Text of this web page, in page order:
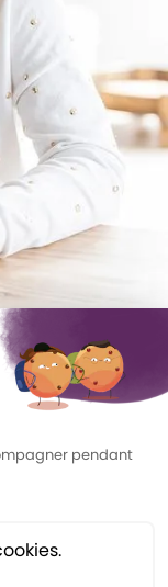
SEMAINE
stratégies
courriel.